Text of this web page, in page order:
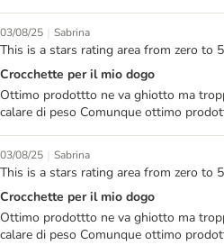
03/08/25 | Sabrina
This is a stars rating area from zero to
Crocchette per il mio dogo
Ottimo prodottto ne va ghiotto ma
calare di peso Comunque ottimo
03/08/25 | Sabrina
This is a stars rating area from zero to
Crocchette per il mio dogo
Ottimo prodottto ne va ghiotto ma
calare di peso Comunque ottimo